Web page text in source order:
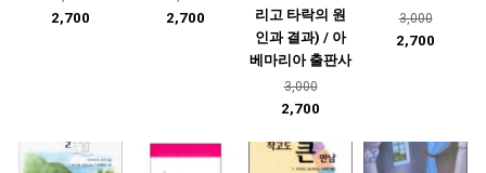
2,700 2,700
리고 타락의 원
인과 결과) / 아
베마리아 출판사
3,000
2,700
3,000
2,700